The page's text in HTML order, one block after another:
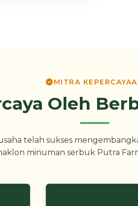
MITRA
Oleh
telah sukses
minuman serbuk Putra